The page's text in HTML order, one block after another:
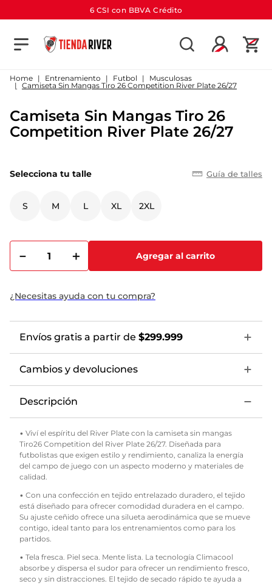
6 CSI con BBVA Crédito
Entrenamiento Futbol
Musculosas
Camiseta Sin Mangas Tiro 26 Competition River Plate 26/27
Camiseta Sin Mangas Tiro 26
Competition River Plate 26/27
Guía de talles
Selecciona tu talle
S M L XL 2XL
＋
－ Agregar al carrito
¿Necesitas ayuda con tu compra?
Envíos gratis a partir de $299.999
Cambios y devoluciones
Descripción
• Viví el espíritu del River Plate con la camiseta sin mangas
Tiro26 Competition del River Plate 26/27. Diseñada para
futbolistas que exigen estilo y rendimiento, canaliza la energía
del campo de juego con un aspecto moderno y materiales de
calidad.
• Con una confección en tejido entrelazado duradero, el tejido
está diseñado para ofrecer comodidad duradera en el campo.
Su ajuste ceñido ofrece una silueta aerodinámica que se mueve
contigo, ideal tanto para los entrenamientos como para los
partidos.
• Tela fresca. Piel seca. Mente lista. La tecnología Climacool
absorbe y dispersa el sudor para ofrecer un rendimiento fresco,
seco y sin distracciones. El tejido de secado rápido te ayuda a
TÉRMINOS MÁS BUSCADOS
1
camiseta
3 .
gorra
4.
short
6.
pantalon
camiseta river
9.
river